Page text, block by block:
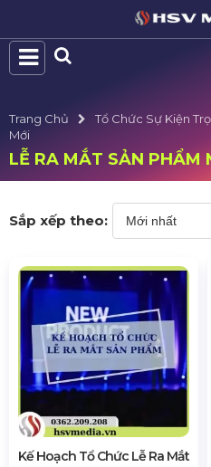
Trang Chủ Tổ Chức Sự Kiện
Mới
LỄ RA MẮT SẢN PHẨM
Sắp xếp theo:
Kế Hoạch Tổ Chức Lễ Ra Mắt